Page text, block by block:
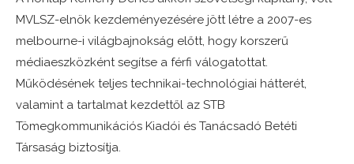
MVLSZ-elnök kezdeményezésére jött létre a 2007-es
melbourne-i világbajnokság előtt, hogy korszerű
médiaeszközként segítse a férfi válogatottat.
Működésének teljes technikai-technológiai hátterét,
valamint a tartalmat kezdettől az STB
Tömegkommunikációs Kiadói és Tanácsadó Betéti
Társaság biztosítja.